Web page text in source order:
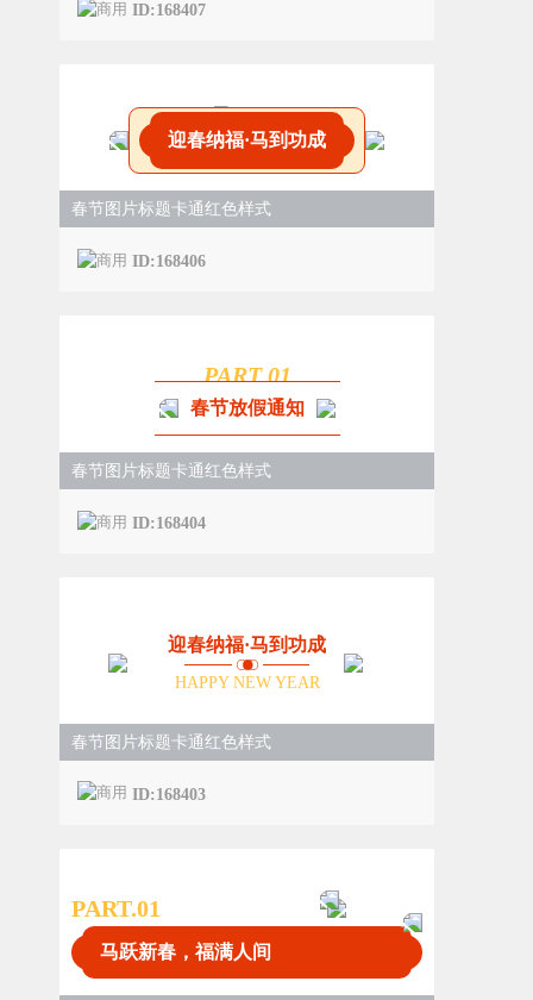
ID:168407
迎春纳福·马到功成
春节图片标题卡通红色样式
ID:168406
PART 01
春节放假通知
春节图片标题卡通红色样式
ID:168404
迎春纳福·马到功成
HAPPY NEW YEAR
春节图片标题卡通红色样式
ID:168403
PART.01
马跃新春，福满人间